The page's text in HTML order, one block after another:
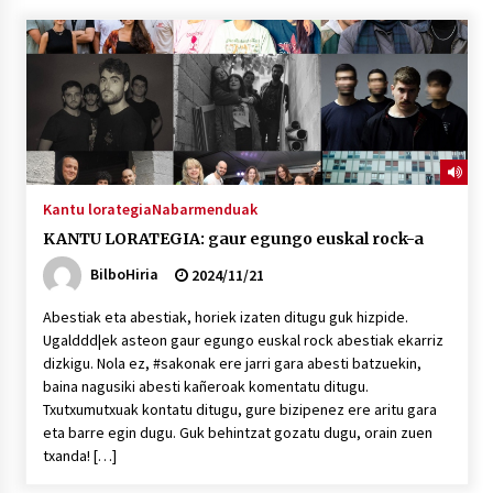
“Hiztegi bat” Gorka Urbizuk idatzitako letren
hiztegia
2026/07/23
Bakaikuko barnetegitik gazteek egindako saio
berezia
Tuba eta bonbardinoaren astea, Bilboko
Kontserbatorioan protagonista
2026/07/15
Kantu lorategiaNabarmenduak
KANTU LORATEGIA: gaur egungo euskal rock-a
BilboHiria
2024/11/21
Abestiak eta abestiak, horiek izaten ditugu guk hizpide.
Ugalddd|ek asteon gaur egungo euskal rock abestiak ekarriz
dizkigu. Nola ez, #sakonak ere jarri gara abesti batzuekin,
baina nagusiki abesti kañeroak komentatu ditugu.
Txutxumutxuak kontatu ditugu, gure bizipenez ere aritu gara
eta barre egin dugu. Guk behintzat gozatu dugu, orain zuen
txanda! […]